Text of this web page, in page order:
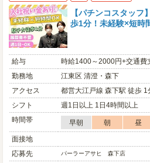
【パチンコスタッフ
歩1分！未経験×短時
給与
時給1400～2000円+交通費
勤務地
江東区 清澄・森下
アクセス
都営大江戸線 森下駅 徒歩 1
シフト
週1日以上 1日4時間以上
時間帯
早朝 朝 昼
面接地
応募先
パーラーアサヒ 森下店